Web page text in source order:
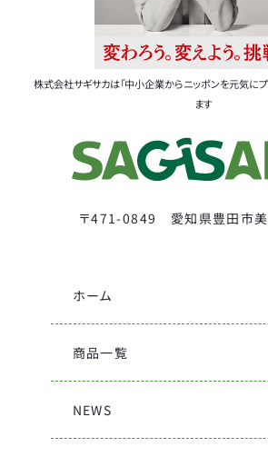
株式会社サギサカは「中小企業からニッポンを元気にプ
ます
〒471-0849 愛知県豊田市
ホーム
商品一覧
NEWS